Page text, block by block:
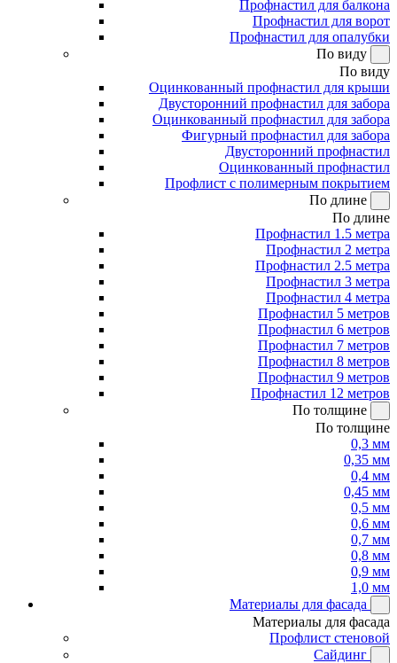
Профнастил для балкона
Профнастил для ворот
Профнастил для опалубки
По виду
По виду
Оцинкованный профнастил для крыши
Двусторонний профнастил для забора
Оцинкованный профнастил для забора
Фигурный профнастил для забора
Двусторонний профнастил
Оцинкованный профнастил
Профлист с полимерным покрытием
По длине
По длине
Профнастил 1.5 метра
Профнастил 2 метра
Профнастил 2.5 метра
Профнастил 3 метра
Профнастил 4 метра
Профнастил 5 метров
Профнастил 6 метров
Профнастил 7 метров
Профнастил 8 метров
Профнастил 9 метров
Профнастил 12 метров
По толщине
По толщине
0,3 мм
0,35 мм
0,4 мм
0,45 мм
0,5 мм
0,6 мм
0,7 мм
0,8 мм
0,9 мм
1,0 мм
Материалы для фасада
Материалы для фасада
Профлист стеновой
Сайдинг